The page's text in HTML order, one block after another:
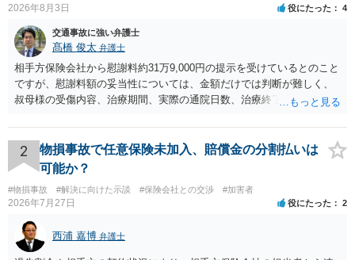
2026年8月3日 役にたった 4
交通事故に強い弁護士
髙橋 俊太 弁護士
相手方保険会社から慰謝料約31万9,000円の提示を受けているとのこと
ですが、慰謝料額の妥当性については、金額だけでは判断が難しく、
叔母様の受傷内容、治療期間、実際の通院日数、治療終了の経緯、後
確認する必要があります。保険会社から提示される慰謝料額について
は、弁護士が介入することにより増額を検討できる場合がありますの
で、以下の資料・情報を準備した上で、弁護士に個別に相談すること
をお勧めいたします。 ・相手方保険会社から届いている示談金額の提
示書類 ・叔母様の診断名、けがの内容 ・治療開始日及び治療終了日
・入院の有無、通院回数 ・現在も症状が残っているか ・叔母様ご本人
やご家族等が加入している保険に、今回の事故で利用できる弁護士費
用特約が付帯しているか なお、被害者は叔母様ご本人となりますの
で、弁護士が受任する場合には、叔母様ご本人の依頼意思等を確認す
2
物損事故で任意保険未加入、賠償金の分割払いは
可能か？
#物損事故 #解決に向けた示談 #保険会社との交渉 #加害者
2026年7月27日 役にたった 2
西浦 嘉博 弁護士